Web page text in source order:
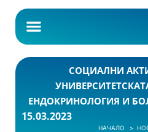
СОЦИАЛНИ
ЕНДОКРИНОЛОГИЯ И
15.03.2023
НАЧАЛО